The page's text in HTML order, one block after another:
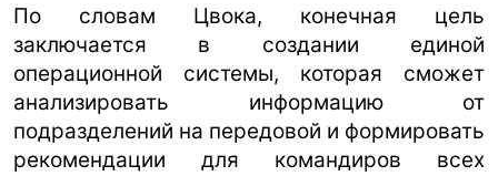
По словам Цвока, конечная цель
заключается в создании единой
операционной системы, которая сможет
анализировать информацию от
подразделений на передовой и формировать
рекомендации для командиров всех